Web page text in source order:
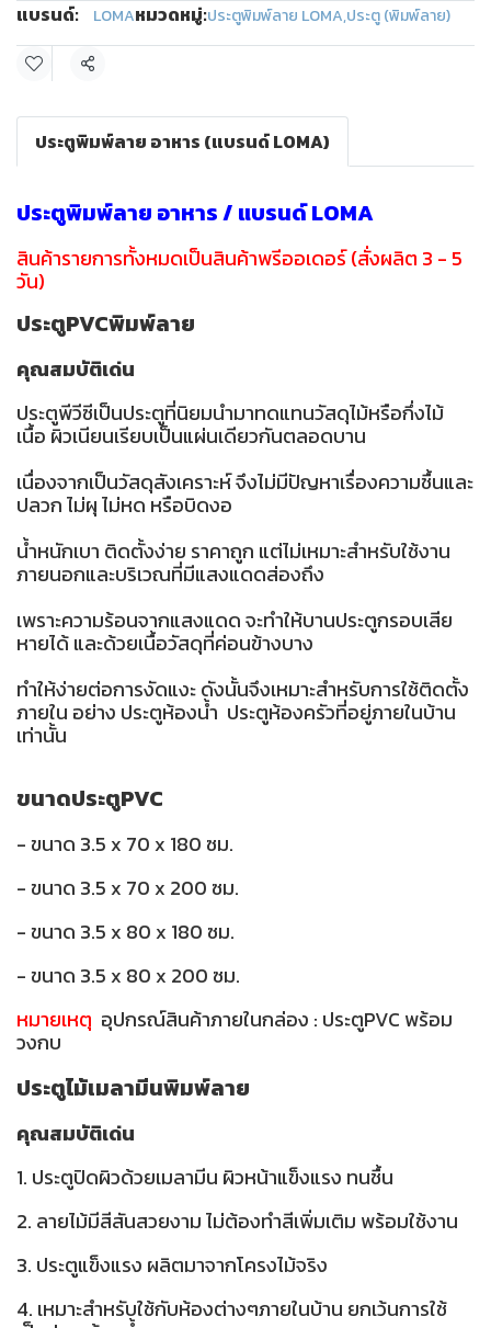
แบรนด์:
LOMAหมวดหมู่:ประตูพิมพ์ลาย LOMA,ประตู (พิมพ์ลาย)
แชร์
ประตูพิมพ์ลาย อาหาร (แบรนด์ LOMA)
ประตูพิมพ์ลาย อาหาร / แบรนด์ LOMA
สินค้ารายการทั้งหมดเป็นสินค้าพรีออเดอร์ (สั่งผลิต 3 - 5
วัน)
ประตูPVCพิมพ์ลาย
คุณสมบัติเด่น
ประตูพีวีซีเป็นประตูที่นิยมนำมาทดแทนวัสดุไม้หรือกึ่งไม้
เนื้อ ผิวเนียนเรียบเป็นแผ่นเดียวกันตลอดบาน
เนื่องจากเป็นวัสดุสังเคราะห์ จึงไม่มีปัญหาเรื่องความชื้นและ
ปลวก ไม่ผุ ไม่หด หรือบิดงอ
น้ำหนักเบา ติดตั้งง่าย ราคาถูก แต่ไม่เหมาะสำหรับใช้งาน
ภายนอกและบริเวณที่มีแสงแดดส่องถึง
เพราะความร้อนจากแสงแดด จะทำให้บานประตูกรอบเสีย
หายได้ และด้วยเนื้อวัสดุที่ค่อนข้างบาง
ทำให้ง่ายต่อการงัดแงะ ดังนั้นจึงเหมาะสำหรับการใช้ติดตั้ง
ภายใน อย่าง ประตูห้องน้ำ ประตูห้องครัวที่อยู่ภายในบ้าน
เท่านั้น
ขนาดประตูPVC
- ขนาด 3.5 x 70 x 180 ซม.
- ขนาด 3.5 x 70 x 200 ซม.
- ขนาด 3.5 x 80 x 180 ซม.
- ขนาด 3.5 x 80 x 200 ซม.
หมายเหตุ อุปกรณ์สินค้าภายในกล่อง : ประตูPVC พร้อม
วงกบ
ประตูไม้เมลามีนพิมพ์ลาย
คุณสมบัติเด่น
1. ประตูปิดผิวด้วยเมลามีน ผิวหน้าแข็งแรง ทนชื้น
2. ลายไม้มีสีสันสวยงาม ไม่ต้องทำสีเพิ่มเติม พร้อมใช้งาน
3. ประตูแข็งแรง ผลิตมาจากโครงไม้จริง
4. เหมาะสำหรับใช้กับห้องต่างๆภายในบ้าน ยกเว้นการใช้